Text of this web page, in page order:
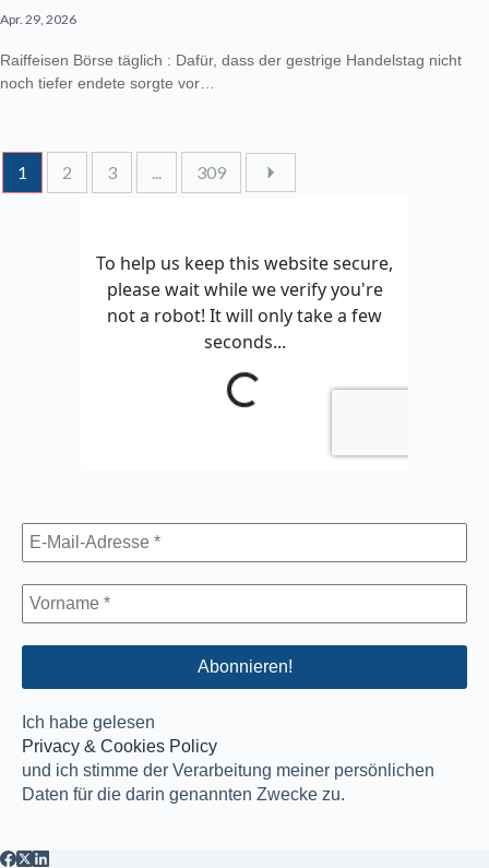
Apr. 29, 2026
Raiffeisen Börse täglich : Dafür, dass der gestrige Handelstag nicht
noch tiefer endete sorgte vor…
1 2 3 ... 309
Ich habe gelesen
Privacy & Cookies Policy
und ich stimme der Verarbeitung meiner persönlichen
Daten für die darin genannten Zwecke zu.